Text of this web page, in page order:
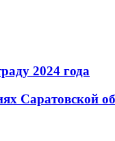
2024 года
Саратовской